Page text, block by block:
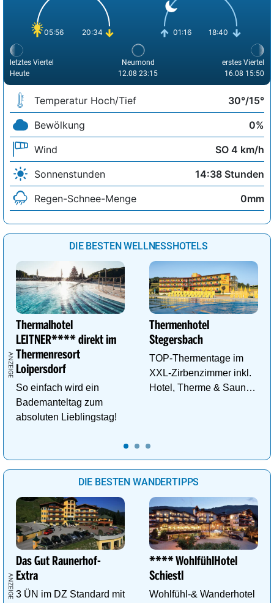
05:56 20:34 01:16 18:40
letztes Viertel
Heute
Neumond
12.08 23:15
erstes Viertel
16.08 15:50
Temperatur Hoch/Tief
30°/15°
Bewölkung
0%
Wind
SO 4 km/h
Sonnenstunden
14:38 Stunden
Regen-Schnee-Menge
0mm
DIE BESTEN WELLNESSHOTELS
Thermalhotel
LEITNER**** direkt im
Thermenresort
Loipersdorf
So einfach wird ein
Bademanteltag zum
absoluten Lieblingstag!
Thermenhotel
Stegersbach
TOP-Thermentage im
XXL-Zirbenzimmer inkl.
Hotel, Therme & Sauna
DIE BESTEN WANDERTIPPS
Das Gut Raunerhof-
Extra
3 ÜN im DZ Standard mit
**** WohlfühlHotel
Schiestl
Wohlfühl-& Wanderhotel